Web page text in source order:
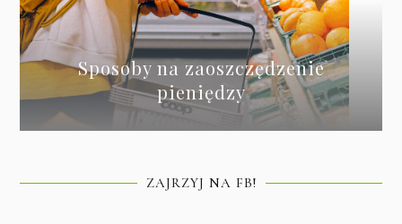
Sposoby na zaoszczędzenie
pieniędzy
ZAJRZYJ NA FB!